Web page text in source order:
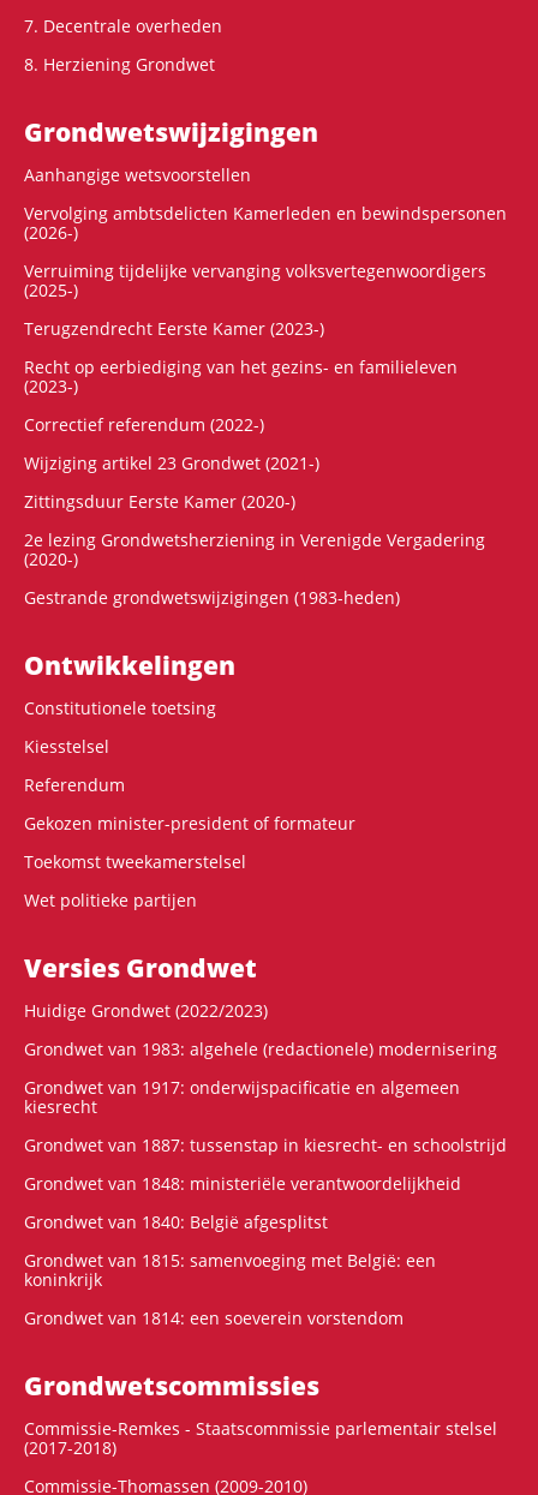
7. Decentrale overheden
8. Herziening Grondwet
Grondwets­wijzigingen
Aanhangige wetsvoorstellen
Vervolging ambtsdelicten Kamerleden en bewindspersonen
(2026-)
Verruiming tijdelijke vervanging volksvertegenwoordigers
(2025-)
Terugzendrecht Eerste Kamer (2023-)
Recht op eerbiediging van het gezins- en familieleven
(2023-)
Correctief referendum (2022-)
Wijziging artikel 23 Grondwet (2021-)
Zittingsduur Eerste Kamer (2020-)
2e lezing Grondwetsherziening in Verenigde Vergadering
(2020-)
Gestrande grondwetswijzigingen (1983-heden)
Ontwikke­lingen
Constitutionele toetsing
Kiesstelsel
Referendum
Gekozen minister-president of formateur
Toekomst tweekamerstelsel
Wet politieke partijen
Versies Grondwet
Huidige Grondwet (2022/2023)
Grondwet van 1983: algehele (redactionele) modernisering
Grondwet van 1917: onderwijspacificatie en algemeen
kiesrecht
Grondwet van 1887: tussenstap in kiesrecht- en schoolstrijd
Grondwet van 1848: ministeriële verantwoordelijkheid
Grondwet van 1840: België afgesplitst
Grondwet van 1815: samenvoeging met België: een
koninkrijk
Grondwet van 1814: een soeverein vorstendom
Grondwets­commissies
Commissie-Remkes - Staatscommissie parlementair stelsel
(2017-2018)
Commissie-Thomassen (2009-2010)